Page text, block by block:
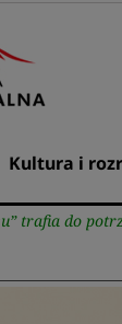
Kultura i
trafia do